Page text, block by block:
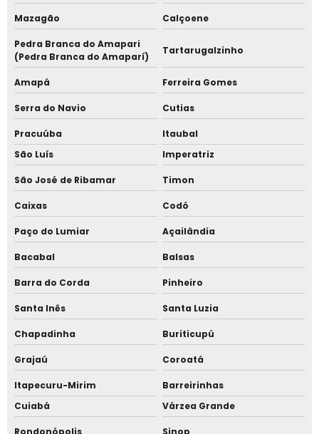
Mazagão Calçoene
Pedra Branca do Amapari
(Pedra Branca do Amaparí)
Tartarugalzinho
Amapá Ferreira Gomes
Serra do Navio Cutias
Pracuúba
Itaubal
São Luís
Imperatriz
São José de Ribamar Timon
Caixas Codó
Paço do Lumiar Açailândia
Bacabal Balsas
Barra do Corda Pinheiro
Santa Inês Santa Luzia
Chapadinha Buriticupú
Grajaú Coroatá
Itapecuru-Mirim
Barreirinhas
Cuiabá
Várzea Grande